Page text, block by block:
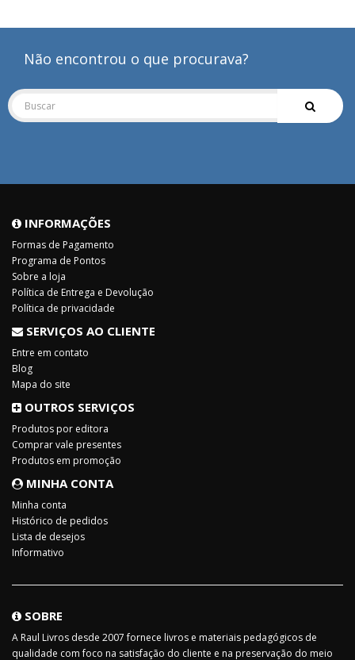
Não encontrou o que procurava?
INFORMAÇÕES
Formas de Pagamento
Programa de Pontos
Sobre a loja
Política de Entrega e Devolução
Política de privacidade
SERVIÇOS AO CLIENTE
Entre em contato
Blog
Mapa do site
OUTROS SERVIÇOS
Produtos por editora
Comprar vale presentes
Produtos em promoção
MINHA CONTA
Minha conta
Histórico de pedidos
Lista de desejos
Informativo
SOBRE
A Raul Livros desde 2007 fornece livros e materiais pedagógicos de
qualidade com foco na satisfação do cliente e na preservação do meio